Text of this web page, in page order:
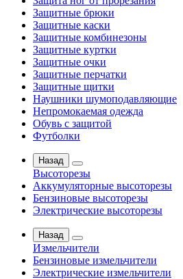
Защитные брюки
Защитные каски
Защитные комбинезоны
Защитные куртки
Защитные очки
Защитные перчатки
Защитные щитки
Наушники шумоподавляющие
Непромокаемая одежда
Обувь с защитой
Футболки
Назад
Высоторезы
Аккумуляторные высоторезы
Бензиновые высоторезы
Электрические высоторезы
Назад
Измельчители
Бензиновые измельчители
Электрические измельчители